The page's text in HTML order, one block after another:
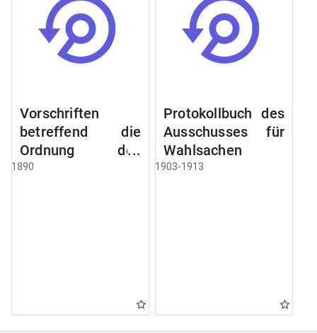
Vorschriften
betreffend die
Ordnung des
Geschäftsganges
1890
Protokollbuch des
Ausschusses für
Wahlsachen
1903-1913